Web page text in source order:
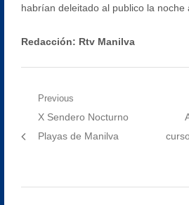
habrían deleitado al publico la noche
Redacción: Rtv Manilva
Navegación
de
Previous
Previous
post:
X Sendero Nocturno
Playas de Manilva